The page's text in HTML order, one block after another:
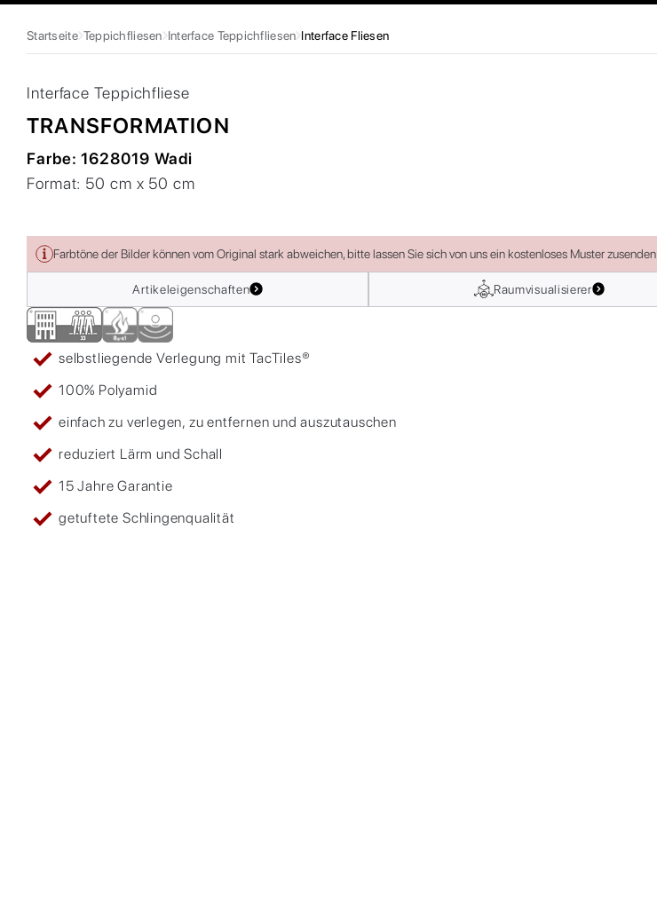
Startseite Teppichfliesen Interface Teppichfliesen Interface Fliesen
Interface Teppichfliese
TRANSFORMATION
Farbe:1628019 Wadi
Format: 50 cm x 50 cm
Farbtöne der Bilder können vom Original stark abweichen, bitte lassen Sie sich von uns ein kostenloses Muster zusenden.
Artikeleigenschaften Raumvisualisierer
selbstliegende Verlegung mit TacTiles®
100% Polyamid
einfach zu verlegen, zu entfernen und auszutauschen
reduziert Lärm und Schall
15 Jahre Garantie
getuftete Schlingenqualität